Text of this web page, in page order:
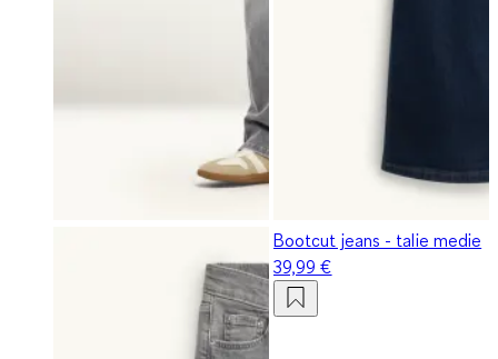
Bootcut jeans - talie medie
39,99 €